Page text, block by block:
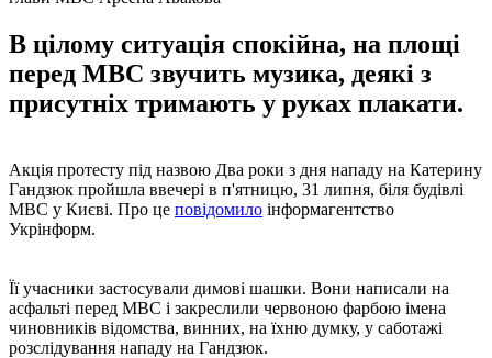
В цілому ситуація спокійна, на площі
перед МВС звучить музика, деякі з
присутніх тримають у руках плакати.
Акція протесту під назвою Два роки з дня нападу на Катерину
Гандзюк пройшла ввечері в п'ятницю, 31 липня, біля будівлі
МВС у Києві. Про це повідомило інформагентство
Укрінформ.
Її учасники застосували димові шашки. Вони написали на
асфальті перед МВС і закреслили червоною фарбою імена
чиновників відомства, винних, на їхню думку, у саботажі
розслідування нападу на Гандзюк.